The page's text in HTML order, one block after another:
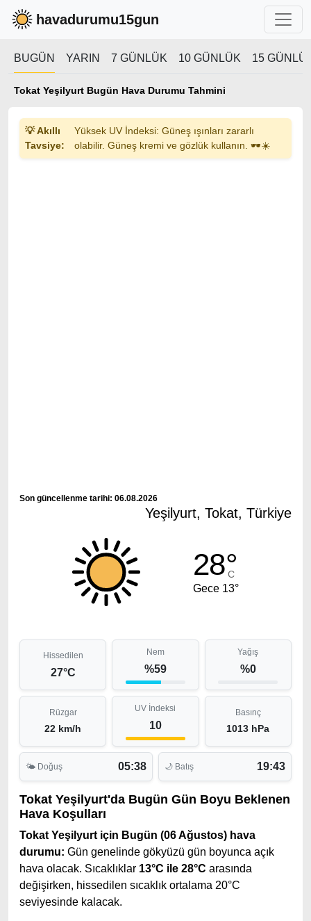
havadurumu15gun
BUGÜN YARIN 7 GÜNLÜK 10 GÜNLÜK 15
Tokat Yeşilyurt Bugün Hava Durumu Tahmini
💡 Akıllı
Tavsiye:
Yüksek UV İndeksi: Güneş ışınları zararlı
olabilir. Güneş kremi ve gözlük kullanın. 🕶️☀️
Son güncellenme tarihi: 06.08.2026
Yeşilyurt, Tokat, Türkiye
28°
C
Gece 13°
Hissedilen
27°C
Nem
%59
Yağış
%0
Rüzgar
22 km/h
UV İndeksi
10
Basınç
1013 hPa
🌤 Doğuş 05:38 🌙 Batış 19:43
Tokat Yeşilyurt'da Bugün Gün Boyu Beklenen
Hava Koşulları
Tokat Yeşilyurt için Bugün (06 Ağustos) hava
durumu: Gün genelinde gökyüzü gün boyunca açık
hava olacak. Sıcaklıklar 13°C ile 28°C arasında
değişirken, hissedilen sıcaklık ortalama 20°C
seviyesinde kalacak.